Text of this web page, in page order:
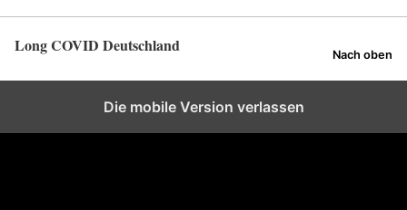
Long COVID Deutschland Nach oben
Die mobile Version verlassen